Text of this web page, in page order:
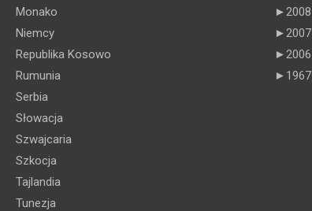
Monako
Niemcy
Republika Kosowo
Rumunia
Serbia
Słowacja
Szwajcaria
Szkocja
Tajlandia
Tunezja
►2008
►2007
►2006
► 1967